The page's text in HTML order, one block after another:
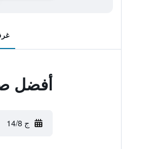
أفضل
ج 14/8